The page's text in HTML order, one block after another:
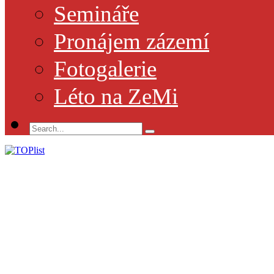
Semináře
Pronájem zázemí
Fotogalerie
Léto na ZeMi